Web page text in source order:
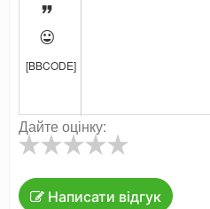


[BBCODE]
Дайте оцінку:
Написати відгук